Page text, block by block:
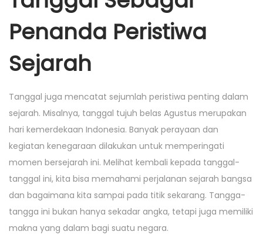
Penanda Peristiwa
Sejarah
Tanggal juga mencatat sejumlah peristiwa penting dalam
sejarah. Misalnya, tanggal tujuh belas Agustus merupakan
hari kemerdekaan Indonesia. Banyak perayaan dan
kegiatan kenegaraan dilakukan untuk memperingati
momen bersejarah ini. Melihat kembali kepada tanggal-
tanggal ini, kita bisa memahami perjalanan sejarah bangsa
dan bagaimana kita sampai pada titik sekarang. Tangga-
tangga ini bukan hanya sekadar angka, tetapi juga memiliki
makna yang dalam bagi suatu negara.